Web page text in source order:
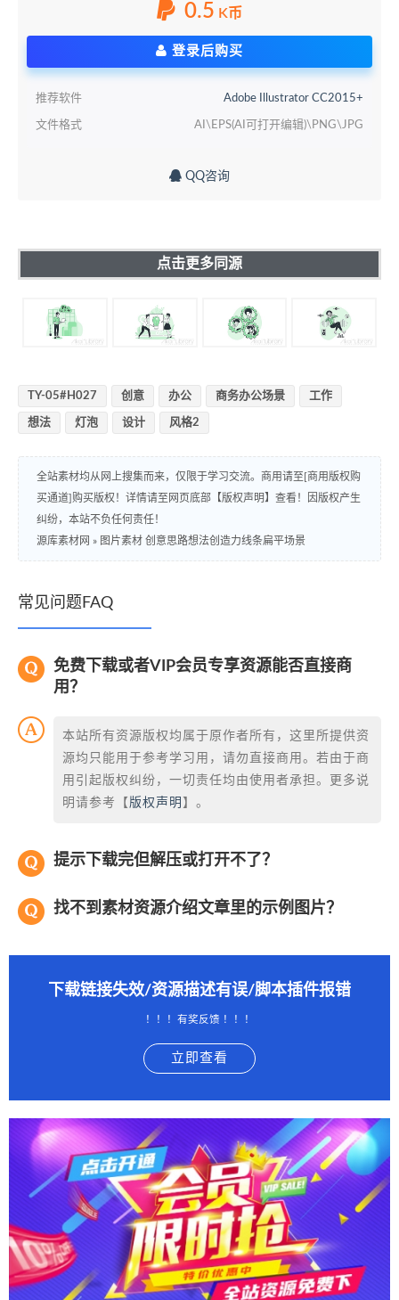
0.5 K币
登录后购买
推荐软件 Adobe Illustrator CC2015+
文件格式 AI\EPS(AI可打开编辑)\PNG\JPG
QQ咨询
点击更多同源
TY-05#H027 创意 办公 商务办公场景 工作
想法 灯泡 设计 风格2
全站素材均从网上搜集而来，仅限于学习交流。商用请至[商用版权购
买通道]购买版权！详情请至网页底部【版权声明】查看！因版权产生
纠纷，本站不负任何责任！
源库素材网 » 图片素材 创意思路想法创造力线条扁平场景
常见问题FAQ
免费下载或者VIP会员专享资源能否直接商
用？
本站所有资源版权均属于原作者所有，这里所提供资
源均只能用于参考学习用，请勿直接商用。若由于商
用引起版权纠纷，一切责任均由使用者承担。更多说
明请参考【 版权声明 】。
提示下载完但解压或打开不了？
找不到素材资源介绍文章里的示例图片？
下载链接失效/资源描述有误/脚本插件报错
！！！有奖反馈 ！！！
立即查看